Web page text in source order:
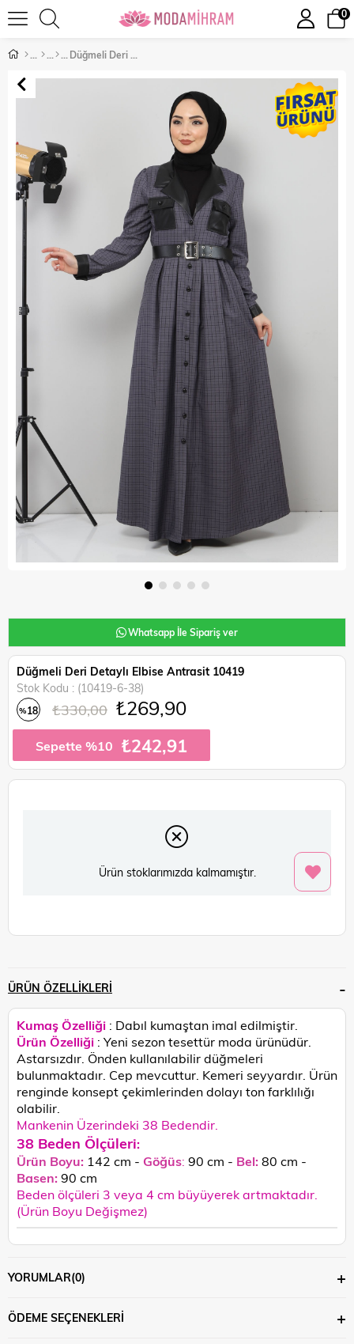
0
Düğmeli Deri Detaylı Elbise Antrasit 10419
Whatsapp İle Sipariş ver
Düğmeli Deri Detaylı Elbise Antrasit 10419
Stok Kodu
(10419-6-38)
%18 ₺330,00 ₺269,90
Sepette %10 ₺242,91
Ürün stoklarımızda kalmamıştır.
ÜRÜN ÖZELLIKLERI
Kumaş Özelliği : Dabıl kumaştan imal edilmiştir.
Ürün Özelliği : Yeni sezon tesettür moda ürünüdür.
Astarsızdır. Önden kullanılabilir düğmeleri
bulunmaktadır. Cep mevcuttur. Kemeri seyyardır. Ürün
renginde konsept çekimlerinden dolayı ton farklılığı
olabilir.
Mankenin Üzerindeki 38 Bedendir.
38 Beden Ölçüleri:
Ürün Boyu: 142 cm - Göğüs: 90 cm - Bel:80 cm -
Basen:90 cm
Beden ölçüleri 3 veya 4 cm büyüyerek artmaktadır.
(Ürün Boyu Değişmez)
YORUMLAR(0)
ÖDEME SEÇENEKLERI